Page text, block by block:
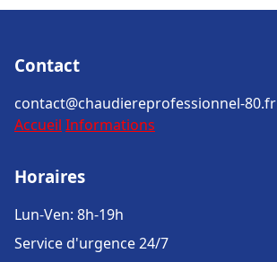
Contact
contact@chaudiereprofessionnel-80.fr
Accueil Informations
Horaires
Lun-Ven: 8h-19h
Service d'urgence 24/7